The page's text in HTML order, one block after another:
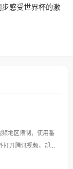
感受世界杯的激
地区限制，使用番